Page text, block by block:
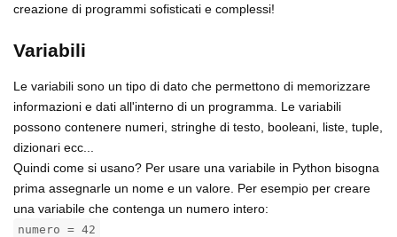
creazione di programmi sofisticati e complessi!
Variabili
Le variabili sono un tipo di dato che permettono di memorizzare
informazioni e dati all'interno di un programma. Le variabili
possono contenere numeri, stringhe di testo, booleani, liste, tuple,
dizionari ecc...
Quindi come si usano? Per usare una variabile in Python bisogna
prima assegnarle un nome e un valore. Per esempio per creare
una variabile che contenga un numero intero:
numero = 42